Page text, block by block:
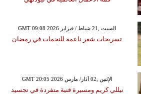
GMT 09:08 2026 السبت ,21 شباط / فبراير
تسريحات شعر ناعمة للنجمات في رمضان
GMT 20:05 2026 الإثنين ,02 آذار/ مارس
نيللي كريم ومسيرة فنية متفردة في تجسيد